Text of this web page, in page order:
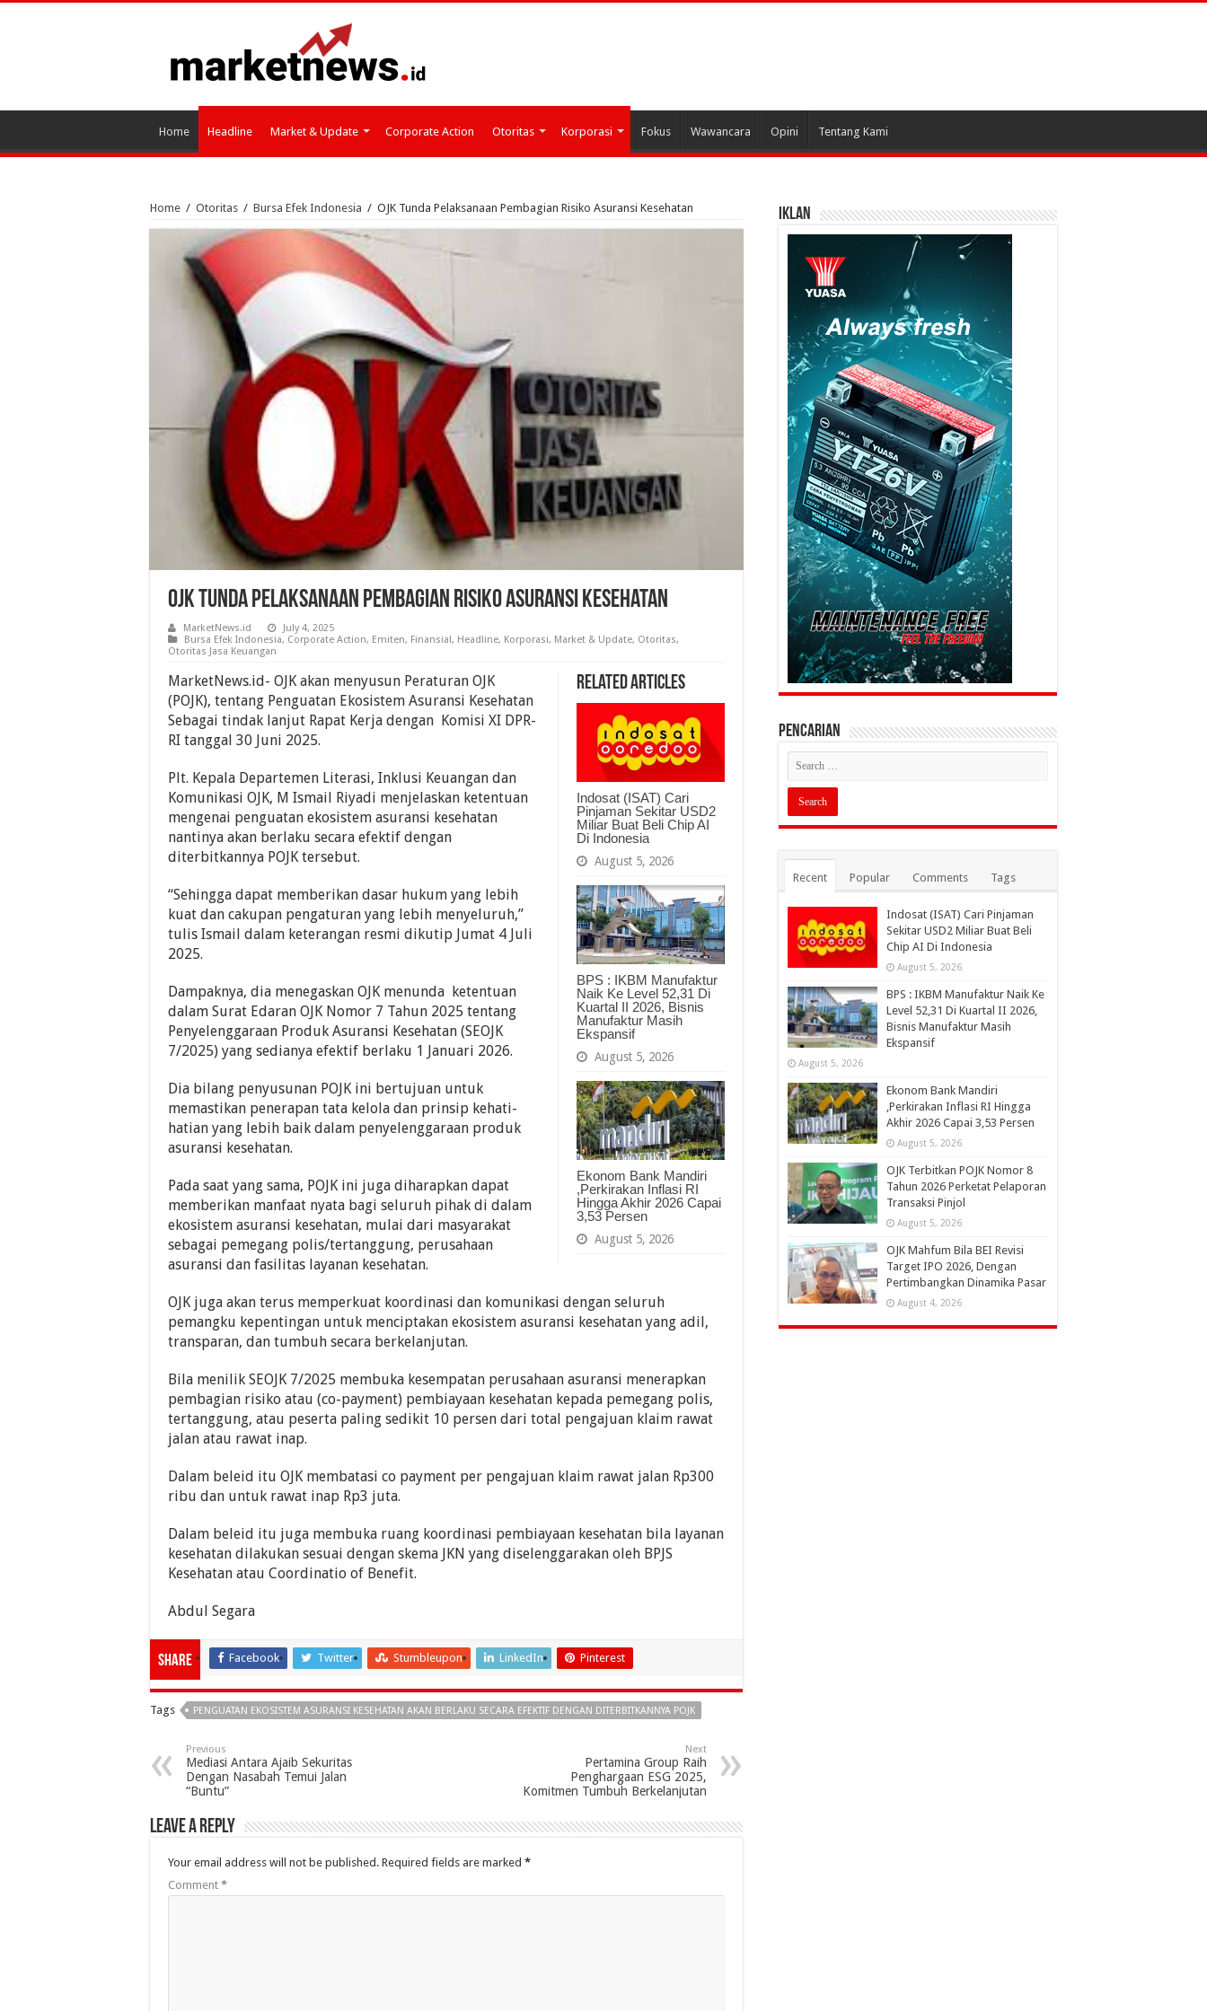
Home Headline Market & Update Corporate Action Otoritas Korporasi Fokus Wawancara Opini Tentang Kami
Home / Otoritas / Bursa Efek Indonesia / OJK Tunda Pelaksanaan Pembagian Risiko Asuransi Kesehatan
OJK Tunda Pelaksanaan Pembagian Risiko Asuransi Kesehatan
MarketNews.id
July 4, 2025
Bursa Efek Indonesia, Corporate Action, Emiten, Finansial , Headline, Korporasi, Market & Update, Otoritas,
Otoritas Jasa Keuangan
Related Articles
Indosat (ISAT) Cari
Pinjaman Sekitar USD2
Miliar Buat Beli Chip AI
Di Indonesia
August 5, 2026
BPS : IKBM Manufaktur
Naik Ke Level 52,31 Di
Kuartal II 2026, Bisnis
Manufaktur Masih
Ekspansif
August 5, 2026
Ekonom Bank Mandiri
,Perkirakan Inflasi RI
Hingga Akhir 2026 Capai
3,53 Persen
August 5, 2026
MarketNews.id- OJK akan menyusun Peraturan OJK
(POJK), tentang Penguatan Ekosistem Asuransi Kesehatan
Sebagai tindak lanjut Rapat Kerja dengan Komisi XI DPR-
RI tanggal 30 Juni 2025.
Plt. Kepala Departemen Literasi, Inklusi Keuangan dan
Komunikasi OJK, M Ismail Riyadi menjelaskan ketentuan
mengenai penguatan ekosistem asuransi kesehatan
nantinya akan berlaku secara efektif dengan
diterbitkannya POJK tersebut.
“Sehingga dapat memberikan dasar hukum yang lebih
kuat dan cakupan pengaturan yang lebih menyeluruh,”
tulis Ismail dalam keterangan resmi dikutip Jumat 4 Juli
2025.
Dampaknya, dia menegaskan OJK menunda ketentuan
dalam Surat Edaran OJK Nomor 7 Tahun 2025 tentang
Penyelenggaraan Produk Asuransi Kesehatan (SEOJK
7/2025) yang sedianya efektif berlaku 1 Januari 2026.
Dia bilang penyusunan POJK ini bertujuan untuk
memastikan penerapan tata kelola dan prinsip kehati-
hatian yang lebih baik dalam penyelenggaraan produk
asuransi kesehatan.
Pada saat yang sama, POJK ini juga diharapkan dapat
memberikan manfaat nyata bagi seluruh pihak di dalam
ekosistem asuransi kesehatan, mulai dari masyarakat
sebagai pemegang polis/tertanggung, perusahaan
asuransi dan fasilitas layanan kesehatan.
OJK juga akan terus memperkuat koordinasi dan komunikasi dengan seluruh
pemangku kepentingan untuk menciptakan ekosistem asuransi kesehatan yang adil,
transparan, dan tumbuh secara berkelanjutan.
Bila menilik SEOJK 7/2025 membuka kesempatan perusahaan asuransi menerapkan
pembagian risiko atau (co-payment) pembiayaan kesehatan kepada pemegang polis,
tertanggung, atau peserta paling sedikit 10 persen dari total pengajuan klaim rawat
jalan atau rawat inap.
Dalam beleid itu OJK membatasi co payment per pengajuan klaim rawat jalan Rp300
ribu dan untuk rawat inap Rp3 juta.
Dalam beleid itu juga membuka ruang koordinasi pembiayaan kesehatan bila layanan
kesehatan dilakukan sesuai dengan skema JKN yang diselenggarakan oleh BPJS
Kesehatan atau Coordinatio of Benefit.
Abdul Segara
Share Facebook Twitter Stumbleupon LinkedIn Pinterest
Tags PENGUATAN EKOSISTEM ASURANSI KESEHATAN AKAN BERLAKU SECARA EFEKTIF DENGAN DITERBITKANNYA POJK
Previous
Mediasi Antara Ajaib Sekuritas
Dengan Nasabah Temui Jalan
“Buntu”
Next
Pertamina Group Raih
Penghargaan ESG 2025,
Komitmen Tumbuh Berkelanjutan
Leave a Reply
Your email address will not be published. Required fields are marked *
Comment *
IKLAN
PENCARIAN
Recent Popular Comments Tags
Indosat (ISAT) Cari Pinjaman
Sekitar USD2 Miliar Buat Beli
Chip AI Di Indonesia
August 5, 2026
BPS : IKBM Manufaktur Naik Ke
Level 52,31 Di Kuartal II 2026,
Bisnis Manufaktur Masih
Ekspansif
August 5, 2026
Ekonom Bank Mandiri
,Perkirakan Inflasi RI Hingga
Akhir 2026 Capai 3,53 Persen
August 5, 2026
OJK Terbitkan POJK Nomor 8
Tahun 2026 Perketat Pelaporan
Transaksi Pinjol
August 5, 2026
OJK Mahfum Bila BEI Revisi
Target IPO 2026, Dengan
Pertimbangkan Dinamika Pasar
August 4, 2026